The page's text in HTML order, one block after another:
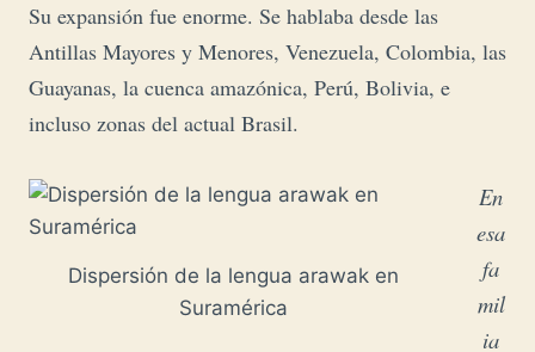
Su expansión fue enorme. Se hablaba desde las
Antillas Mayores y Menores, Venezuela, Colombia, las
Guayanas, la cuenca amazónica, Perú, Bolivia, e
incluso zonas del actual Brasil.
Dispersión de la lengua arawak en
Suramérica
En
esa
fa
mil
ia